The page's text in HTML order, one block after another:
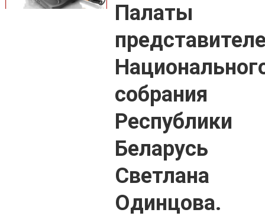
Палаты
собрания
Республики
Беларусь
Светлана
Одинцова.